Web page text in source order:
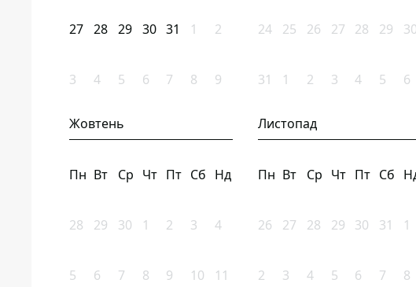
27 28 29 30 31 1 2
3 4 5 6 7 8 9
24 25 26 27 28 29 30
31 1 2 3 4 5 6
Жовтень
Пн Вт Ср Чт Пт Сб Нд
28 29 30 1 2 3 4
5 6 7 8 9 10 11
Листопад
Пн Вт Ср Чт Пт Сб
26 27 28 29 30 31 1
2 3 4 5 6 7 8